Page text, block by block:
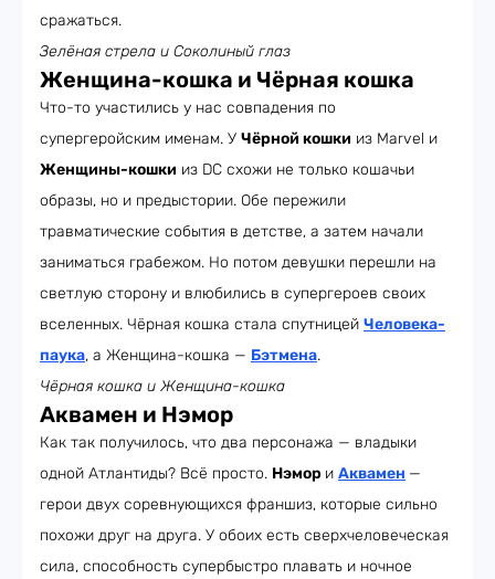
сражаться.
Зелёная стрела и Соколиный глаз
Женщина-кошка и Чёрная кошка
Что-то участились у нас совпадения по
супергеройским именам. У Чёрной кошки из Marvel и
Женщины-кошки из DC схожи не только кошачьи
образы, но и предыстории. Обе пережили
травматические события в детстве, а затем начали
заниматься грабежом. Но потом девушки перешли на
светлую сторону и влюбились в супергероев своих
вселенных. Чёрная кошка стала спутницей Человека-
паука, а Женщина-кошка — Бэтмена.
Чёрная кошка и Женщина-кошка
Аквамен и Нэмор
Как так получилось, что два персонажа — владыки
одной Атлантиды? Всё просто. Нэмор и Аквамен —
герои двух соревнующихся франшиз, которые сильно
похожи друг на друга. У обоих есть сверхчеловеческая
сила, способность супербыстро плавать и ночное